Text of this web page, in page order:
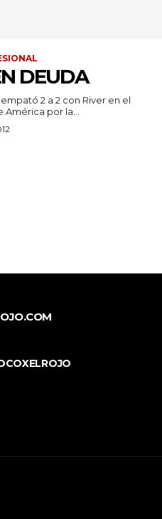
DEUDA
2 a 2 con River en el
por la...